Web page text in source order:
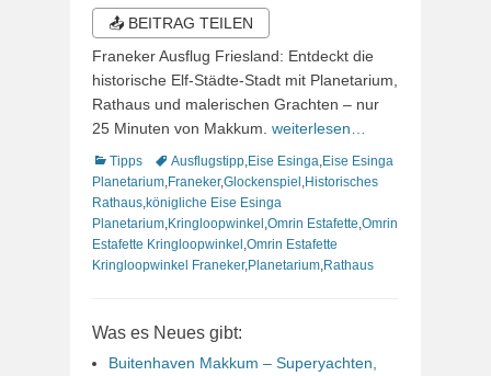
📤 BEITRAG TEILEN
Franeker Ausflug Friesland: Entdeckt die
historische Elf-Städte-Stadt mit Planetarium,
Rathaus und malerischen Grachten – nur
25 Minuten von Makkum. weiterlesen…
Kategorien
Tipps Schlagworte
Ausflugstipp Eise Esinga Eise Esinga
Planetarium Franeker,Glockenspiel Historisches
Rathaus königliche Eise Esinga
Planetarium Kringloopwinkel Omrin Estafette Omrin
Estafette Kringloopwinkel Omrin Estafette
Kringloopwinkel Franeker, Planetarium Rathaus
Was es Neues gibt:
Buitenhaven Makkum – Superyachten,